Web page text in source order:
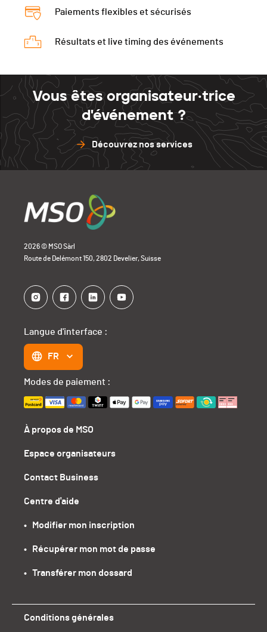
Paiements flexibles et sécurisés
Résultats et live timing des événements
Vous êtes organisateur·trice
d'événement ?
Découvrez nos services
2026 © MSO Sàrl
Route de Delémont 150, 2802 Develier, Suisse
À propos de MSO
Espace organisateurs
Contact Business
Centre d'aide
•   Modifier mon inscription
•   Récupérer mon mot de passe
•   Transférer mon dossard
Langue d'interface :
FR
Modes de paiement :
Conditions générales